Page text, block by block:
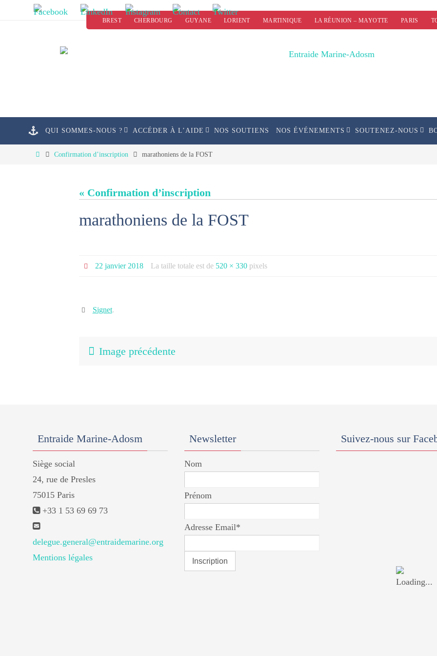
BREST CHERBOURG GUYANE LORIENT MARTINIQUE LA RÉUNION – MAYOTTE PARIS
QUI SOMMES-NOUS ? ACCÉDER À L’AIDE NOS SOUTIENS NOS ÉVÉNEMENTS SOUTENEZ-NOUS
HomeConfirmation d’inscription marathoniens de la FOST
« Confirmation d’inscription
marathoniens de la FOST
22 janvier 2018 La taille totale est de 520 × 330pixels
Signet.
Image précédente
Entraide Marine-Adosm
Siège social
24, rue de Presles
75015 Paris
+33 1 53 69 69 73
delegue.general@entraidemarine.org
Mentions légales
Newsletter
Nom
Prénom
Adresse Email*
Suivez-nous sur